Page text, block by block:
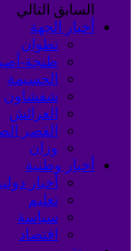
السابق التالي
أخبار الجهة
تطوان
طنجة-
الحسيمة
شفشاون
العرائش
القصر
وزان
أخبار وطنية
أخبار
تعليم
سياسة
اقتصاد